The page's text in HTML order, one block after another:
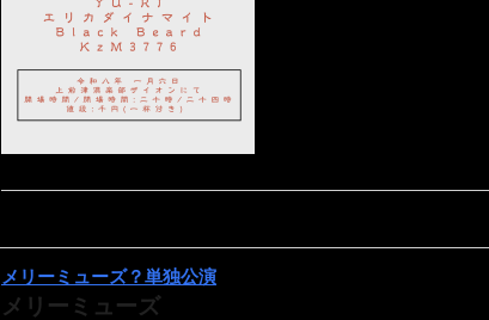
メリーミューズ？単独公演
メリーミューズ